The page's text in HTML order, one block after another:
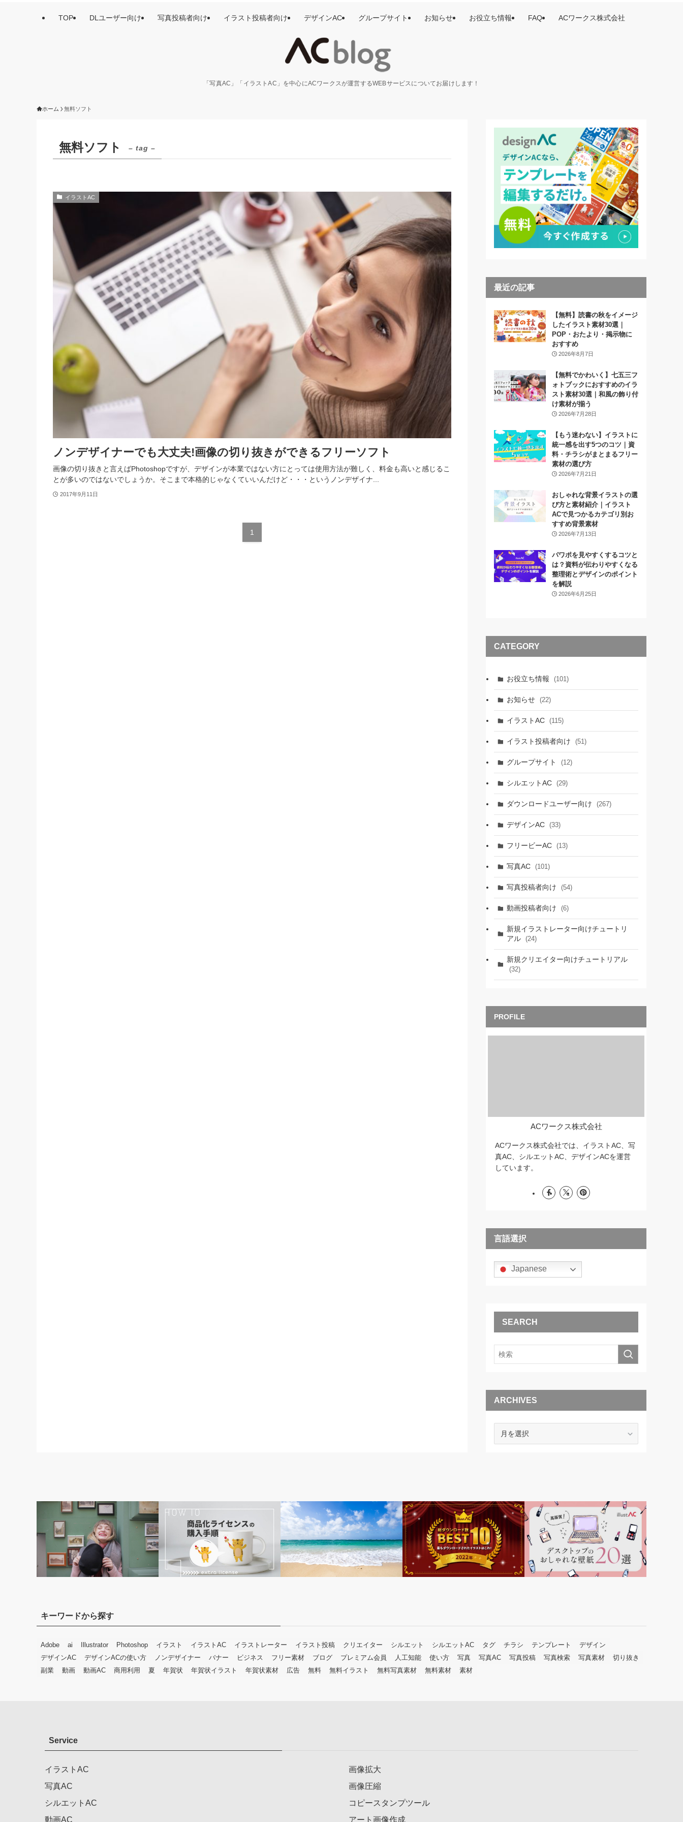
「写真AC」「イラストAC」を中心にACワークスが運営するWEBサービスについてお届けします！
TOP DLユーザー向け 写真投稿者向け イラスト投稿者向け デザインAC グループサイト お知らせ お役立ち情報 FAQ ACワークス株式会社
ホーム 無料ソフト
無料ソフト – tag –
イラストAC
ノンデザイナーでも大丈夫!画像の切り抜きができるフリーソフト
画像の切り抜きと言えばPhotoshopですが、デザインが本業ではない方にとっては使用方法が難しく、料金も高いと感じるこ
とが多いのではないでしょうか。そこまで本格的じゃなくていいんだけど・・・というノンデザイナ...
2017年9月11日
1
最近の記事
【無料】読書の秋をイメージ
したイラスト素材30選｜
POP・おたより・掲示物に
おすすめ
2026年8月7日
【無料でかわいく】七五三フ
ォトブックにおすすめのイラ
スト素材30選｜和風の飾り付
け素材が揃う
2026年7月28日
【もう迷わない】イラストに
統一感を出す5つのコツ｜資
料・チラシがまとまるフリー
素材の選び方
2026年7月21日
おしゃれな背景イラストの選
び方と素材紹介｜イラスト
ACで見つかるカテゴリ別お
すすめ背景素材
2026年7月13日
パワポを見やすくするコツと
は？資料が伝わりやすくなる
整理術とデザインのポイント
を解説
2026年6月25日
CATEGORY
お役立ち情報 (101)
お知らせ (22)
イラストAC (115)
イラスト投稿者向け (51)
グループサイト (12)
シルエットAC (29)
ダウンロードユーザー向け (267)
デザインAC (33)
フリービーAC (13)
写真AC (101)
写真投稿者向け (54)
動画投稿者向け (6)
新規イラストレーター向けチュートリ
アル (24)
新規クリエイター向けチュートリアル
(32)
ACワークス株式会社
ACワークス株式会社では、イラストAC、写
真AC、シルエットAC、デザインACを運営
しています。
言語選択
Japanese
SEARCH
ARCHIVES
ARCHIVES
キーワードから探す
Adobe ai Illustrator Photoshop イラスト イラストAC イラストレーター イラスト投稿 クリエイター シルエット シルエットAC タグ チラシ テンプレート
デザイン
デザインAC
デザインACの使い方 ノンデザイナー バナー ビジネス フリー素材 ブログ プレミアム会員 人工知能 使い方 写真 写真AC 写真投稿 写真検索 写真素材
切り抜き
副業
動画 動画AC 商用利用 夏 年賀状 年賀状イラスト 年賀状素材 広告 無料 無料イラスト 無料写真素材 無料素材 素材
Service
イラストAC
写真AC
シルエットAC
動画AC
画像拡大
画像圧縮
コピースタンプツール
アート画像作成